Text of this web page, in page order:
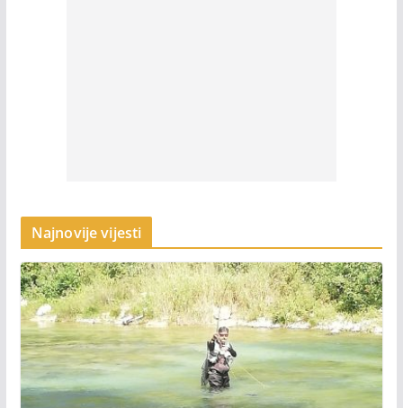
Najnovije vijesti